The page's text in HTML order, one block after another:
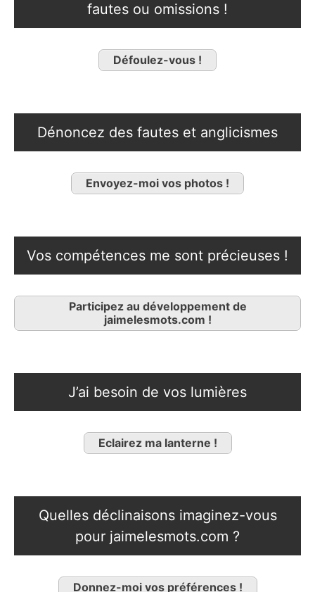
fautes ou omissions !
Défoulez-vous !
Dénoncez des fautes et anglicismes
Envoyez-moi vos photos !
Vos compétences me sont précieuses !
Participez au développement de
jaimelesmots.com !
J’ai besoin de vos lumières
Eclairez ma lanterne !
Quelles déclinaisons imaginez-vous
pour jaimelesmots.com ?
Donnez-moi vos préférences !